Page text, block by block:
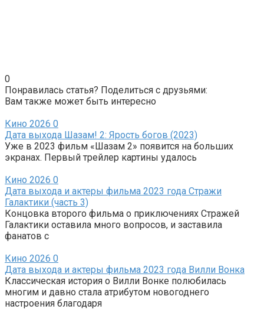
0
Понравилась статья? Поделиться с друзьями:
Вам также может быть интересно
Кино 2026 0
Дата выхода Шазам! 2: Ярость богов (2023)
Уже в 2023 фильм «Шазам 2» появится на больших
экранах. Первый трейлер картины удалось
Кино 2026 0
Дата выхода и актеры фильма 2023 года Стражи
Галактики (часть 3)
Концовка второго фильма о приключениях Стражей
Галактики оставила много вопросов, и заставила
фанатов с
Кино 2026 0
Дата выхода и актеры фильма 2023 года Вилли Вонка
Классическая история о Вилли Вонке полюбилась
многим и давно стала атрибутом новогоднего
настроения благодаря